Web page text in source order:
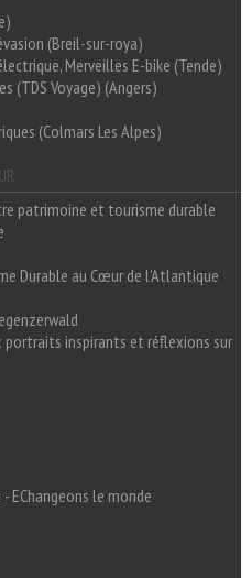
(Breil-sur-roya)
Merveilles E-bike (Tende)
(TDS Voyage) (Angers)
(Colmars Les Alpes)
patrimoine et tourisme durable
Durable au Cœur de l'Atlantique
portraits inspirants et réflexions sur
EChangeons le monde